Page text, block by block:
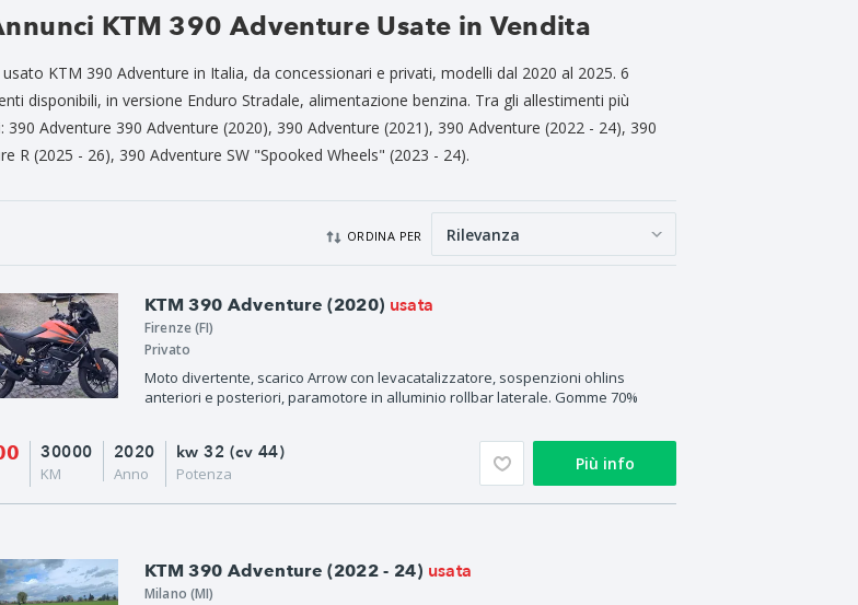
KTM 390 Adventure Usate in Vendita
usato KTM 390 Adventure in Italia, da concessionari e privati, modelli dal 2020 al 2025. 6
disponibili, in versione Enduro Stradale, alimentazione benzina. Tra gli allestimenti più
390 Adventure 390 Adventure (2020), 390 Adventure (2021), 390 Adventure (2022 - 24), 390
R (2025 - 26), 390 Adventure SW "Spooked Wheels" (2023 - 24).
ORDINA PER
KTM 390 Adventure (2020) usata
Firenze (FI)
Privato
Moto divertente, scarico Arrow con levacatalizzatore, sospenzioni ohlins
anteriori e posteriori, paramotore in alluminio rollbar laterale. Gomme 70%
2020
Anno
30000
KM
kw 32 (cv 44)
Potenza Più info
KTM 390 Adventure (2022 - 24) usata
Milano (MI)